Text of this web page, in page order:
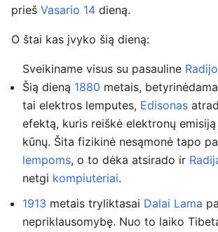
prieš Vasario 14 dieną.
O štai kas įvyko šią dieną:
Sveikiname visus su pasauline Radijo
Šią dieną 1880 metais,
tai elektros lemputes, Edisonas
efektą, kuris reiškė elektronų
kūnų. Šita fizikinė nesąmonė tapo
lempoms, o to dėka atsirado ir
netgi kompiuteriai.
1913 metais tryliktasai Dalai Lama
nepriklausomybę. Nuo to laiko